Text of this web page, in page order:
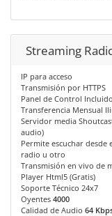
Streaming
IP para acceso
Transmisión por HTTPS
Panel de Control Incluido
Transferencia Mensual
Servidor media
audio)
Permite escuchar desde
radio u otro
Transmisión en vivo de
Player Html5 (Gratis)
Soporte Técnico 24x7
Oyentes 4000
Calidad de Audio 64